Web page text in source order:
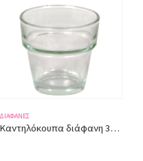
ΔΙΆΦΑΝΕΣ
Καντηλόκουπα διάφανη 3265 ύψος 8εκ.